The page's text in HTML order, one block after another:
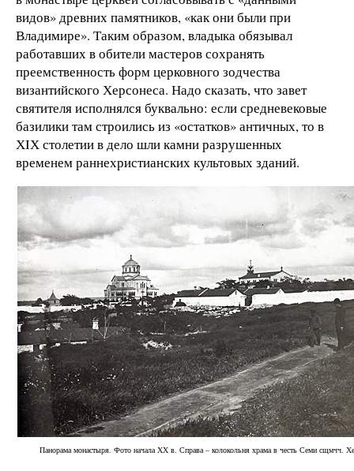
видов» древних памятников, «как они были при
Владимире». Таким образом, владыка обязывал
работавших в обители мастеров сохранять
преемственность форм церковного зодчества
византийского Херсонеса. Надо сказать, что завет
святителя исполнялся буквально: если средневековые
базилики там строились из «остатков» античных, то в
ХIХ столетии в дело шли камни разрушенных
временем раннехристианских культовых зданий.
Панорама монастыря. Фото начала ХХ в. Справа – колокольня храма в честь Семи сщмчч.